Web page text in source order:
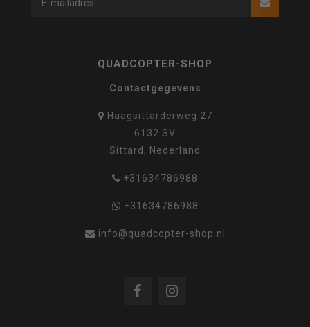
QUADCOPTER-SHOP
Contactgegevens
Haagsittarderweg 27
6132 SV
Sittard, Nederland
+31634786988
+31634786988
info@quadcopter-shop.nl